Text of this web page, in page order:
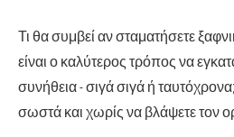
Τι θα συμβεί αν σταματήσετε
είναι ο καλύτερος τρόπος να
συνήθεια - σιγά σιγά ή
σωστά και χωρίς να βλάψετε τον